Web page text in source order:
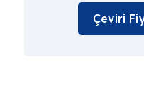
Çeviri